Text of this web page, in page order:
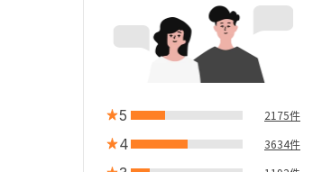
5 2175件
4 3634件